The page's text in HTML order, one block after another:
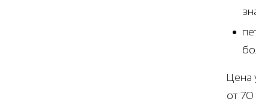
Цена
от 70